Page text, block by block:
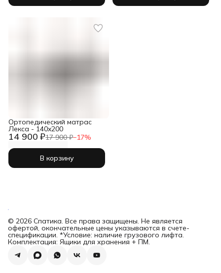
14 900 ₽17 900 ₽−17%
Ортопедический матрас
Лекса - 140x200
В корзину
© 2026 Спатика. Все права защищены. Не является
офертой, окончательные цены указываются в счете-
спецификации. *Условие: наличие грузового лифта.
Комплектация: Ящики для хранения + ПМ.